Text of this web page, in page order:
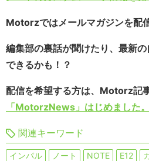
Motorzではメールマガジンを配
編集部の裏話が聞けたり、最新
できるかも！？
配信を希望する方は、Motorz記
「MotorzNews」はじめました。
関連キーワード
インパル ノート NOTE E12